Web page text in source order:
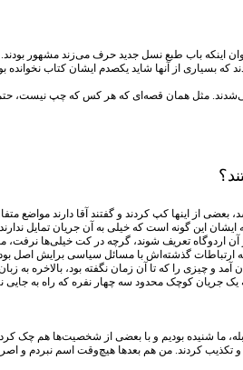
اینکه باب طبع نسل جدید حرف می‌زند مشهور
بسیاری از آنها شاید یکصدم ایشان کتاب نخوانده
می‌شدند. مثل همان قصه‌ای که هر کس که چپ نیست،
از اینها کپ کردند و گفتند آقا دارند مواضع
این گونه است که خیلی به آن جریان تمایل
آن اردوگاه تعریف شوند، گرچه در کت خیلی‌ها
ارتباطات گذشته‌اش با مسائل سیاسی برایش اصل
و چیزی را که تا آن زمان نگفته بود، بالاخره به
یک جریان کوچک محدود سه چهار نفره که راه به جایی
بله، ما شنیده بودیم و با بعضی از شخصیت‌ها هم چک
تکذیب کردند. من هم بعدها هیچ‌وقت اسم نبردم و